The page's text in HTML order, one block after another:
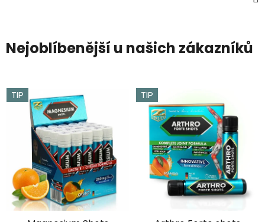
Nejoblíbenější u našich zákazníků
TIP TIP